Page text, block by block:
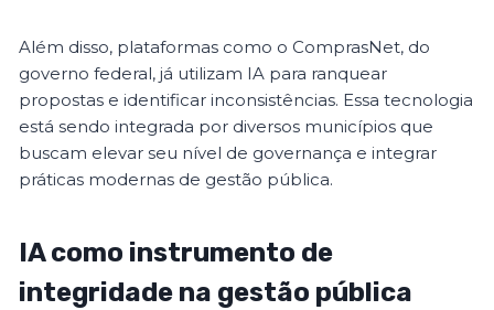
Além disso, plataformas como o ComprasNet, do
governo federal, já utilizam IA para ranquear
propostas e identificar inconsistências. Essa tecnologia
está sendo integrada por diversos municípios que
buscam elevar seu nível de governança e integrar
práticas modernas de gestão pública.
IA como instrumento de
integridade na gestão pública